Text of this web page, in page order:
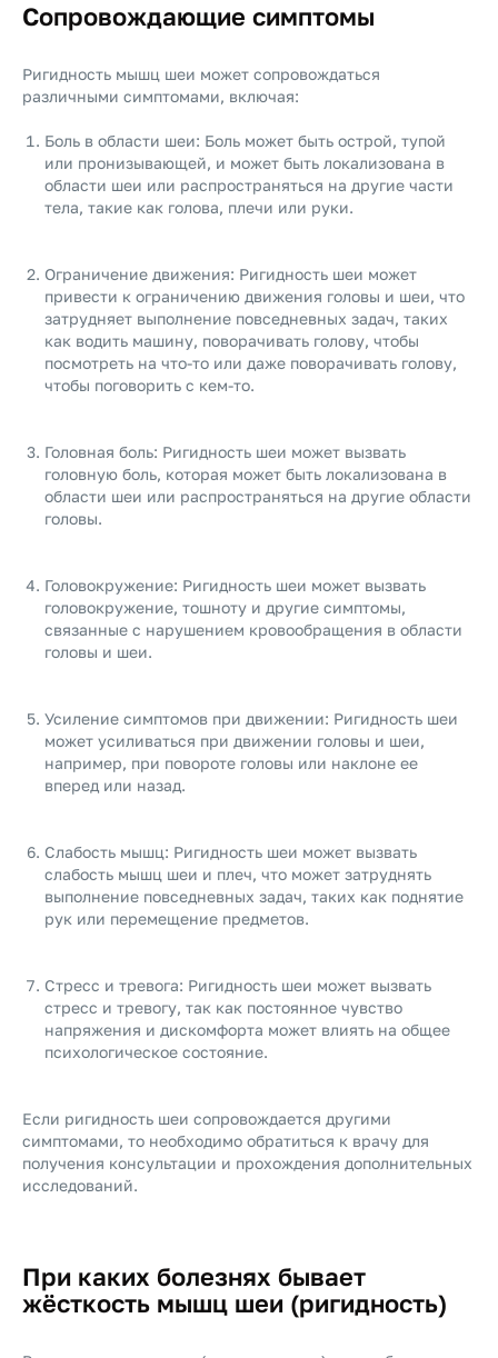
Сопровождающие симптомы
Ригидность мышц шеи может сопровождаться
различными симптомами, включая:
Боль в области шеи: Боль может быть острой, тупой
или пронизывающей, и может быть локализована в
области шеи или распространяться на другие части
тела, такие как голова, плечи или руки.
Ограничение движения: Ригидность шеи может
привести к ограничению движения головы и шеи, что
затрудняет выполнение повседневных задач, таких
как водить машину, поворачивать голову, чтобы
посмотреть на что-то или даже поворачивать голову,
чтобы поговорить с кем-то.
Головная боль: Ригидность шеи может вызвать
головную боль, которая может быть локализована в
области шеи или распространяться на другие области
головы.
Головокружение: Ригидность шеи может вызвать
головокружение, тошноту и другие симптомы,
связанные с нарушением кровообращения в области
головы и шеи.
Усиление симптомов при движении: Ригидность шеи
может усиливаться при движении головы и шеи,
например, при повороте головы или наклоне ее
вперед или назад.
Слабость мышц: Ригидность шеи может вызвать
слабость мышц шеи и плеч, что может затруднять
выполнение повседневных задач, таких как поднятие
рук или перемещение предметов.
Стресс и тревога: Ригидность шеи может вызвать
стресс и тревогу, так как постоянное чувство
напряжения и дискомфорта может влиять на общее
психологическое состояние.
Если ригидность шеи сопровождается другими
симптомами, то необходимо обратиться к врачу для
получения консультации и прохождения дополнительных
исследований.
При каких болезнях бывает
жёсткость мышц шеи (ригидность)